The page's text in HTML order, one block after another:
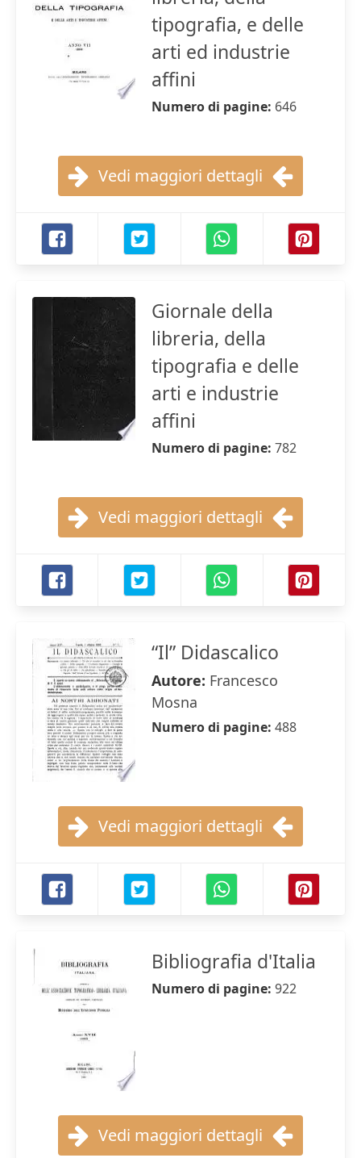
tipografia, e delle
arti ed industrie
affini
Numero di pagine: 646
Vedi maggiori dettagli
Giornale della
libreria, della
tipografia e delle
arti e industrie
affini
Numero di pagine: 782
Vedi maggiori dettagli
“Il” Didascalico
Autore: Francesco
Mosna
Numero di pagine: 488
Vedi maggiori dettagli
Bibliografia d'Italia
Numero di pagine: 922
Vedi maggiori dettagli